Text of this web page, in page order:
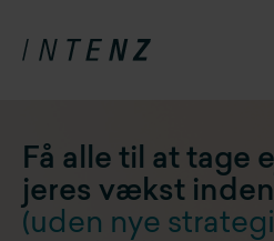
Få alle til at tage
jeres vækst
(uden nye